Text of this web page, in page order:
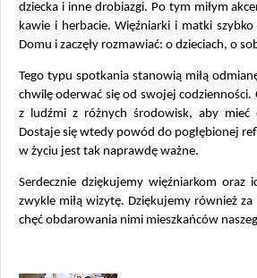
dziecka i inne drobiazgi. Po tym miłym
kawie i herbacie. Więźniarki i matki
Domu i zaczęły rozmawiać: o dzieciach, o
Tego typu spotkania stanowią miłą
chwilę oderwać się od swojej
z ludźmi z różnych środowisk, aby mieć
Dostaje się wtedy powód do pogłębionej
w życiu jest tak naprawdę ważne.
Serdecznie dziękujemy więźniarkom
zwykle miłą wizytę. Dziękujemy również
chęć obdarowania nimi mieszkańców